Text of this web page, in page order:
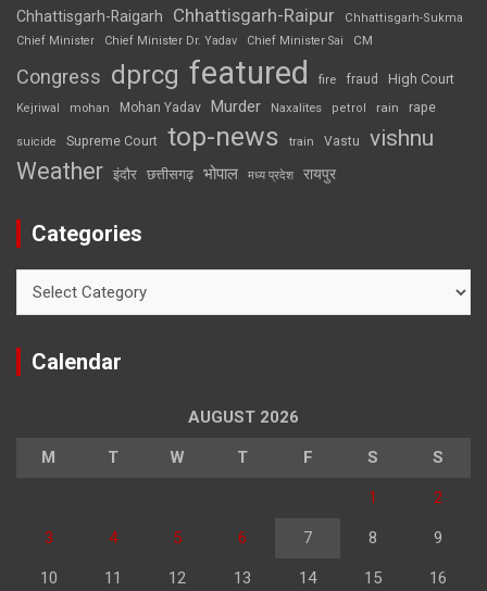
Chhattisgarh-Raigarh Chhattisgarh-Raipur
Chhattisgarh-Sukma
Chief Minister
Chief Minister Dr. Yadav Chief Minister Sai CM
Congress dprcg featured fire fraud High Court
Kejriwal mohan Mohan Yadav Murder Naxalites petrol rain rape
suicide Supreme Court top-news train Vastu vishnu
Weather इंदौर छत्तीसगढ़ भोपाल मध्य प्रदेश रायपुर
Categories
Calendar
AUGUST 2026
M T W T F S S
1 2
3 4 5 6 7 8 9
10 11 12 13 14 15 16